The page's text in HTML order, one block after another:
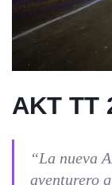
AKT TT
“La nueva
aventurero